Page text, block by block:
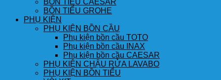
BỒN TIỂU CAESAR
BỒN TIỂU GROHE
PHỤ KIỆN
PHỤ KIỆN BỒN CẦU
Phụ kiện bồn cầu TOTO
Phụ kiện bồn cầu INAX
Phụ kiện bồn cầu CAESAR
PHỤ KIỆN CHẬU RỬA LAVABO
PHỤ KIỆN BỒN TIỂU